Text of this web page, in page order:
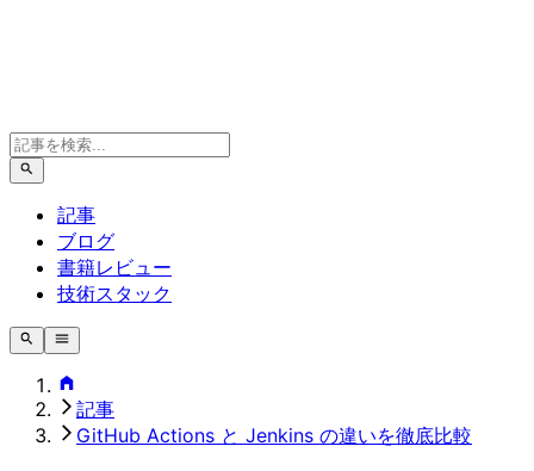
記事
ブログ
書籍レビュー
技術スタック
記事
GitHub Actions と Jenkins の違いを徹底比較